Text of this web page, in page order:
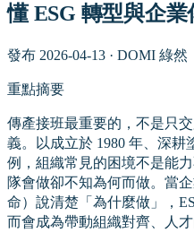
懂 ESG 轉型與企
發布 2026-04-13 · DOMI 綠然
重點摘要
傳產接班最重要的，不是只
義。以成立於 1980 年、深耕
例，組織常見的困境不是能
隊會做卻不知為何而做。當
命）說清楚「為什麼做」，
而會成為帶動組織對齊、人